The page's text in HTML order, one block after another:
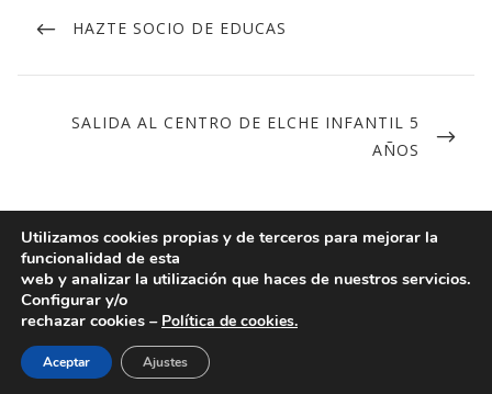
HAZTE SOCIO DE EDUCAS
SALIDA AL CENTRO DE ELCHE INFANTIL 5
AÑOS
PUEDE ACCEDER A NUESTRO
Utilizamos cookies propias y de terceros para mejorar la
funcionalidad de esta
web y analizar la utilización que haces de nuestros servicios.
Configurar y/o
rechazar cookies – Política de cookies.
Aceptar Ajustes